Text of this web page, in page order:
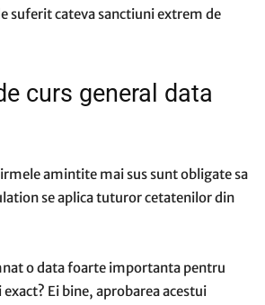
suferit cateva sanctiuni extrem de
curs general data
amintite mai sus sunt obligate sa
se aplica tuturor cetatenilor din
o data foarte importanta pentru
Ei bine, aprobarea acestui